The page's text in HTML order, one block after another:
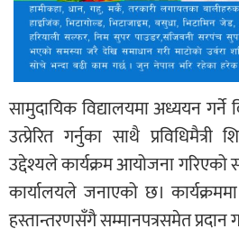
सामुदायिक विद्यालयमा अध्ययन गर्ने
उत्प्रेरित गर्नुका साथै प्रविधिमैत्री
उद्देश्यले कार्यक्रम आयोजना
कार्यालयले जनाएको छ। कार्यक्रममा
हस्तान्तरणसँगै सम्मानपत्रसमेत प्रदान